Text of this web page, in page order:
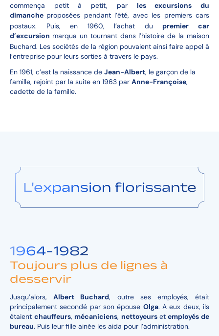
commença petit à petit, par les excursions du
dimanche proposées pendant l’été, avec les premiers cars
postaux. Puis, en 1960, l’achat du premier car
d’excursion marqua un tournant dans l’histoire de la maison
Buchard. Les sociétés de la région pouvaient ainsi faire appel à
l’entreprise pour leurs sorties à travers le pays.
En 1961, c’est la naissance de Jean-Albert, le garçon de la
famille, rejoint par la suite en 1963 par Anne-Françoise,
cadette de la famille.
L'expansion florissante
1964-1982
Toujours plus de lignes à
desservir
Jusqu’alors,Albert Buchard, outre ses employés, était
principalement secondé par son épouse Olga. A eux deux, ils
étaient chauffeurs, mécaniciens, nettoyeurs etemployés de
bureau. Puis leur fille ainée les aida pour l’administration.